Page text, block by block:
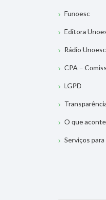
Funoesc
Editora
Rádio Unoesc
CPA –
LGPD
O que
Serviços